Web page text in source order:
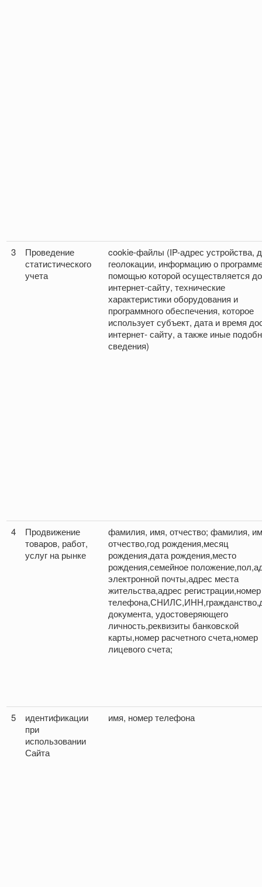
3
Проведение
статистического
учета
cookie-файлы (IP-адрес устройства,
геолокации, информацию о
помощью которой осуществляется
интернет-сайту, технические
характеристики оборудования и
программного обеспечения, которое
использует субъект, дата и время
интернет- сайту, а также иные
сведения)
4
Продвижение
товаров, работ,
услуг на рынке
фамилия, имя, отчество; фамилия,
отчество,год рождения,месяц
рождения,дата рождения,место
рождения,семейное
электронной почты,адрес места
жительства,адрес регистрации,номер
документа, удостоверяющего
личность,реквизиты банковской
карты,номер расчетного счета,номер
лицевого счета;
5
идентификации
при
использовании
Сайта
имя, номер телефона